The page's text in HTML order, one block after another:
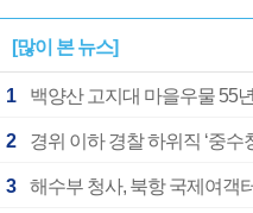
[많이 본 뉴스]
1 백양산 고지대 마을우물 55
2 경위 이하 경찰 하위직 ‘중
3 해수부 청사, 북항 국제여객